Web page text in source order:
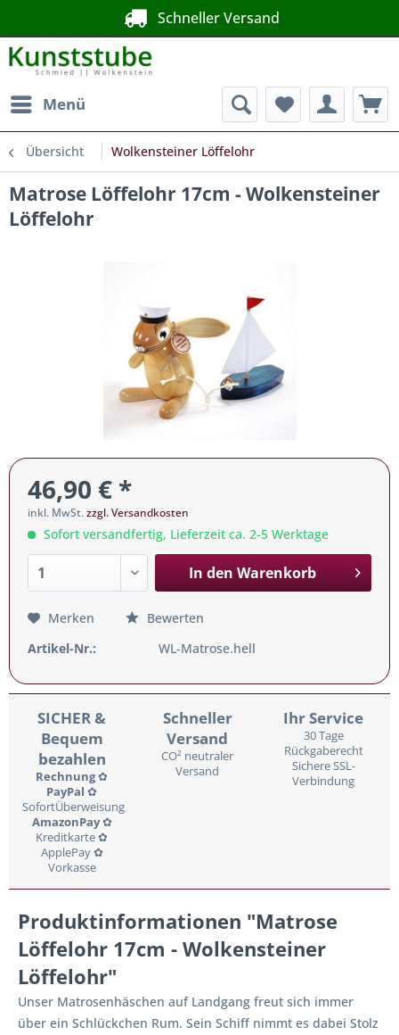
Schneller Versand
Menü
Übersicht Wolkensteiner Löffelohr
Matrose Löffelohr 17cm - Wolkensteiner
Löffelohr
46,90 € *
inkl. MwSt.zzgl. Versandkosten
Sofort versandfertig, Lieferzeit ca. 2-5 Werktage
In den Warenkorb
Merken
Bewerten
Artikel-Nr.:
WL-Matrose.hell
SICHER &
Bequem
bezahlen
Rechnung✿
PayPal ✿
SofortÜberweisung
AmazonPay✿
Kreditkarte ✿
ApplePay ✿
Vorkasse
Schneller
Versand
CO² neutraler
Versand
Ihr Service
30 Tage
Rückgaberecht
Sichere SSL-
Verbindung
Produktinformationen "Matrose
Löffelohr 17cm - Wolkensteiner
Löffelohr"
Unser Matrosenhäschen auf Landgang freut sich immer
über ein Schlückchen Rum. Sein Schiff nimmt es dabei Stolz